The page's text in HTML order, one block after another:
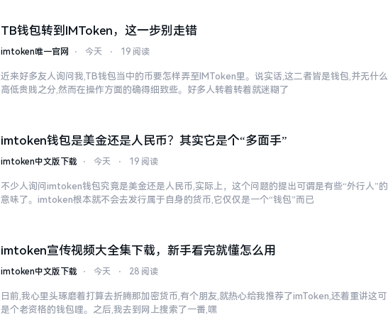
TB钱包转到IMToken，这一步别走错
imtoken唯一官网 ⋅ 今天 ⋅ 19 阅读
近来好多友人询问我,TB钱包当中的币要怎样弄至IMToken里。说实话,这二者皆是钱包,并无什么
高低贵贱之分,然而在操作方面的确得细致些。好多人转着转着就迷糊了
imtoken钱包是美金还是人民币？其实它是个“多面手”
imtoken中文版下载 ⋅ 今天 ⋅ 19 阅读
不少人询问imtoken钱包究竟是美金还是人民币,实际上，这个问题的提出可谓是有些“外行人”的
意味了。imtoken根本就不会去发行属于自身的货币,它仅仅是一个“钱包”而已
imtoken宣传视频大全集下载，新手看完就懂怎么用
imtoken中文版下载 ⋅ 今天 ⋅ 28 阅读
日前,我心里头琢磨着打算去折腾那加密货币,有个朋友,就热心给我推荐了imToken,还着重讲这可
是个老资格的钱包哩。之后,我去到网上搜索了一番,嘿